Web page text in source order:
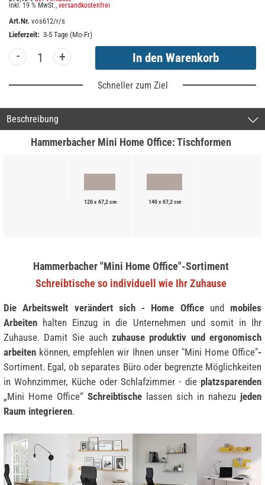
inkl. 19 % MwSt., versandkostenfrei
Art.Nr. vos612/r/s
Lieferzeit: 3-5 Tage (Mo-Fr)
- +
Schneller zum Ziel
Beschreibung
Hammerbacher Mini Home Office: Tischformen
120 x 67,2 cm 140 x 67,2 cm
Hammerbacher "Mini Home Office"-Sortiment
Schreibtische so individuell wie Ihr Zuhause
Die Arbeitswelt verändert sich - Home Officeund mobiles
Arbeiten halten Einzug in die Unternehmen und somit in Ihr
Zuhause. Damit Sie auchzuhause produktiv und ergonomisch
arbeiten können, empfehlen wir Ihnen unser "Mini Home Office"-
Sortiment. Egal, ob separates Büro oder begrenzte Möglichkeiten
in Wohnzimmer, Küche oder Schlafzimmer - die platzsparenden
„Mini Home Office“ Schreibtische lassen sich in nahezu jeden
Raum integrieren.